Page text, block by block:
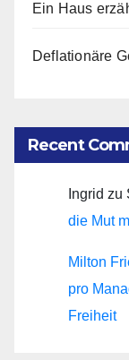
Ein Haus
Deflationäre
Recent
Ingrid zu
die Mut
Milton
pro
Freiheit